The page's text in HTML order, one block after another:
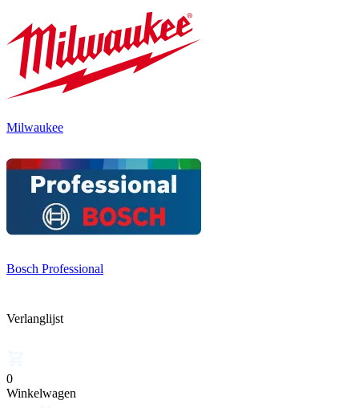
Milwaukee
Bosch Professional
Verlanglijst
0
Winkelwagen